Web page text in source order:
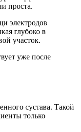
проста.
электродов
глубоко в
участок.
уже после
сустава. Такой
только